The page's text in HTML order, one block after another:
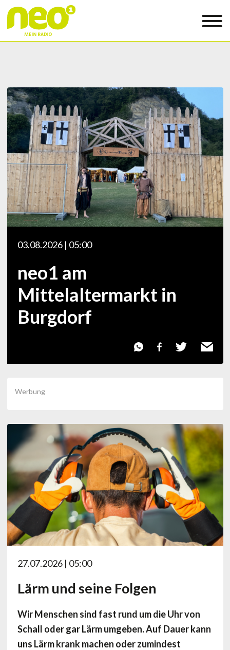
03.08.2026 | 05:00
neo1 am
Mittelaltermarkt in
Burgdorf
Werbung
27.07.2026 | 05:00
Lärm und seine Folgen
Wir Menschen sind fast rund um die Uhr von
Schall oder gar Lärm umgeben. Auf Dauer kann
uns Lärm krank machen oder zumindest